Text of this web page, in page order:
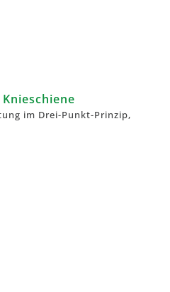
Knieschiene
im Drei-Punkt-Prinzip,